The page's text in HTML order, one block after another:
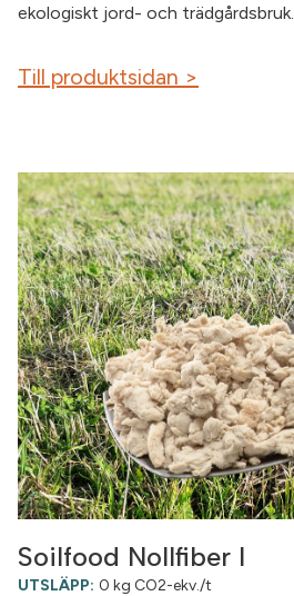
ekologiskt jord- och trädgårdsbruk.
Till produktsidan >
Soilfood Nollfiber I
UTSLÄPP: 0 kg CO2-ekv./t